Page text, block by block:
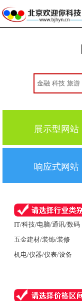
展示型网站
响应式网站
IT/科技/电脑/通讯/数码
五金建材/装饰/装修
机电/仪器/仪表/设备